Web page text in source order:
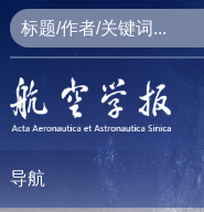
导航